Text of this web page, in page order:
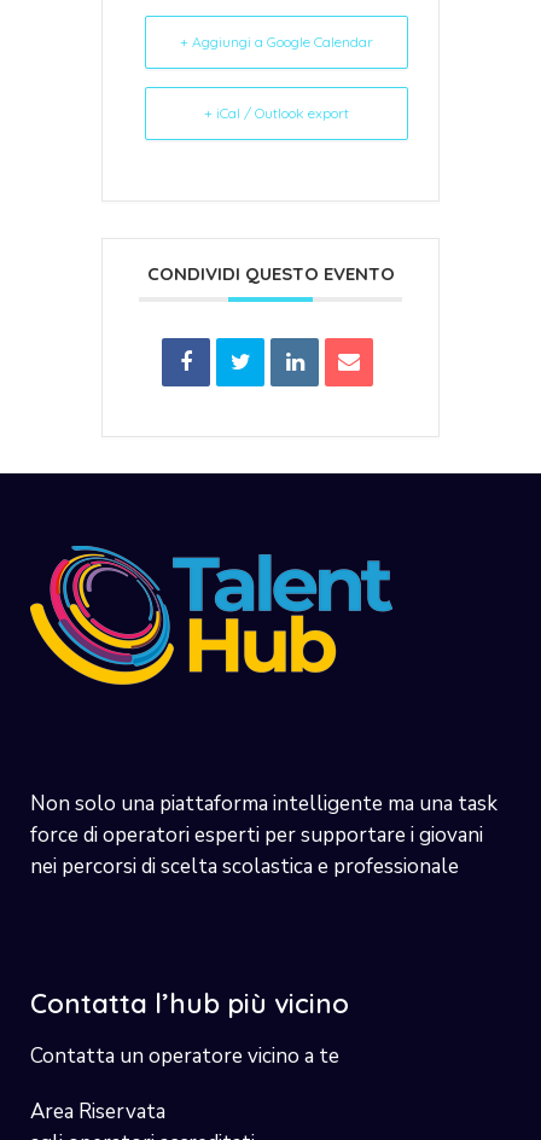
+ Aggiungi a Google Calendar
+ iCal / Outlook export
CONDIVIDI QUESTO EVENTO
Non solo una piattaforma intelligente ma una task
force di operatori esperti per supportare i giovani
nei percorsi di scelta scolastica e professionale
Contatta l’hub più vicino
Contatta un operatore vicino a te
Area Riservata